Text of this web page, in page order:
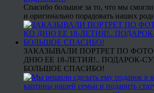
Спасибо большое за то, что мы
и оригинально порадовать наших
ЗАКАЗЫВАЛИ ПОРТРЕТ ПО
ДНЮ ЕЕ 18-ЛЕТИЯ!.. ПОДАРОК-
БОЛЬШОЕ СПАСИБО!